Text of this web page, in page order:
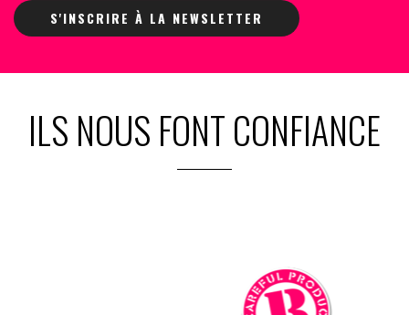
S'INSCRIRE À LA NEWSLETTER
ILS NOUS FONT CONFIANCE